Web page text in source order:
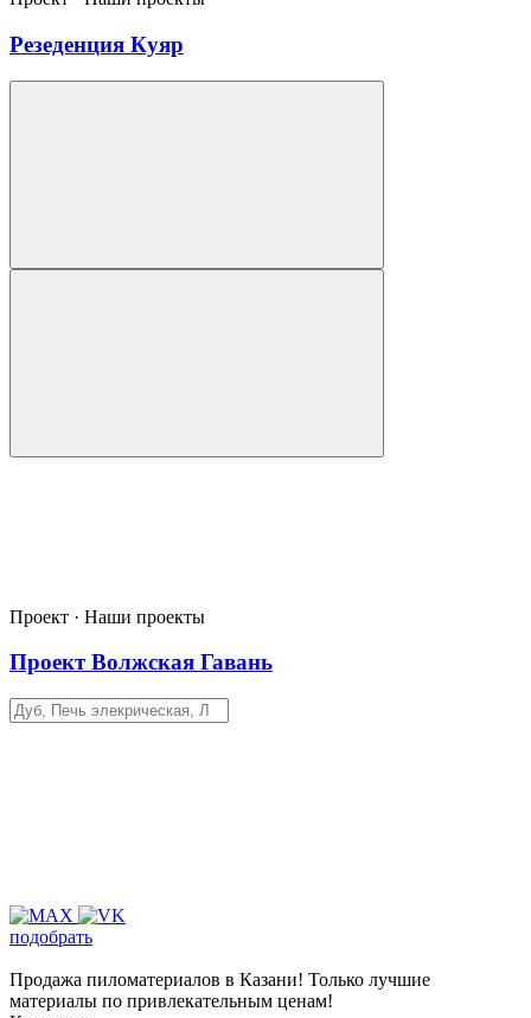
Резеденция Куяр
Проект · Наши проекты
Проект Волжская Гавань
подобрать
Продажа пиломатериалов в Казани! Только лучшие
материалы по привлекательным ценам!